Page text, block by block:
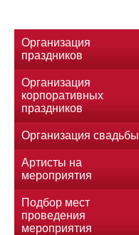
Организация
праздников
Организация
корпоративных
праздников
Организация свадьбы
Артисты на
мероприятия
Подбор мест
проведения
мероприятия